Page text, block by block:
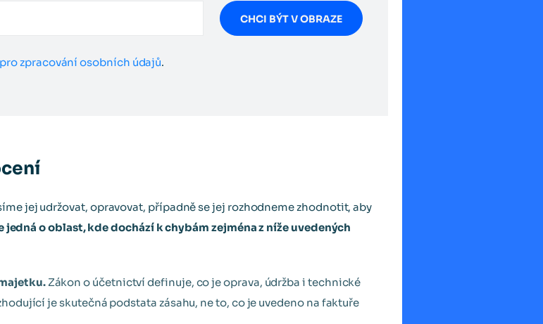
CHCI BÝT V OBRAZE
zpracování osobních údajů.
jej udržovat, opravovat, případně se jej rozhodneme zhodnotit, aby
jedná o oblast, kde dochází k chybám zejména z níže uvedených
Zákon o účetnictví definuje, co je oprava, údržba i technické
je skutečná podstata zásahu, ne to, co je uvedeno na faktuře